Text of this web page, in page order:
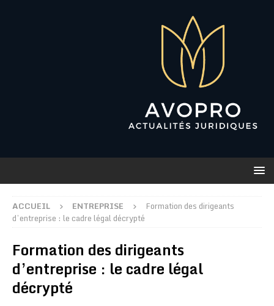
ACCUEIL ENTREPRISE
Formation des dirigeants
d’entreprise : le cadre légal décrypté
Formation des dirigeants
d’entreprise : le cadre légal
décrypté